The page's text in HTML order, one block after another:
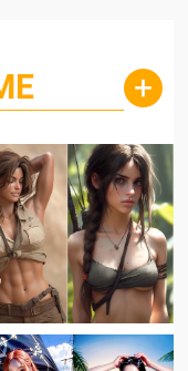
+
vừa xinh dưới nét vẽ
đẹp One Piece